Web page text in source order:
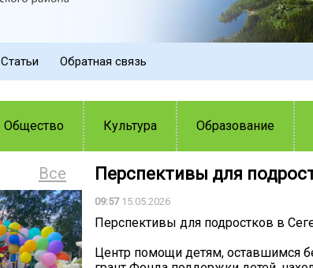
Статьи Обратная связь
Общество Культура Образование
Все Перспективы для
09:5715.05.2026
Перспективы для подростков в
Центр помощи детям, оставшимся